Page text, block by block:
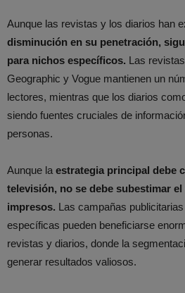
Aunque las revistas y los diarios han
disminución en su penetración,
para nichos específicos. Las
Geographic y Vogue mantienen un
lectores, mientras que los diarios
siendo fuentes cruciales de
personas.
Aunque la estrategia principal debe
televisión, no se debe subestimar
impresos. Las campañas
específicas pueden beneficiarse
revistas y diarios, donde la
generar resultados valiosos.